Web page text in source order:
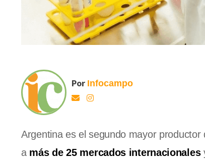
Por Infocampo
Argentina es el segundo mayor
a más de 25 mercados internacionales